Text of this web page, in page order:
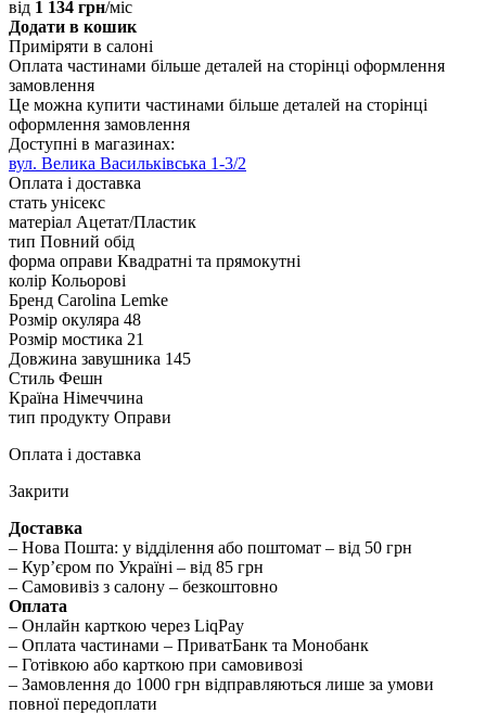
від 1 134 грн/міс
Додати в кошик
Приміряти в салоні
Оплата частинами більше деталей на сторінці оформлення
замовлення
Це можна купити частинами більше деталей на сторінці
оформлення замовлення
Доступні в магазинах:
вул. Велика Васильківська 1-3/2
Оплата і доставка
стать унісекс
матеріал Ацетат/Пластик
тип Повний обід
форма оправи Квадратні та прямокутні
колір Кольорові
Бренд Carolina Lemke
Розмір окуляра 48
Розмір мостика 21
Довжина завушника 145
Стиль Фешн
Країна Німеччина
тип продукту Оправи
Оплата і доставка
Закрити
Доставка
– Нова Пошта: у відділення або поштомат – від 50 грн
– Кур’єром по Україні – від 85 грн
– Самовивіз з салону – безкоштовно
Оплата
– Онлайн карткою через LiqPay
– Оплата частинами – ПриватБанк та Монобанк
– Готівкою або карткою при самовивозі
– Замовлення до 1000 грн відправляються лише за умови
повної передоплати